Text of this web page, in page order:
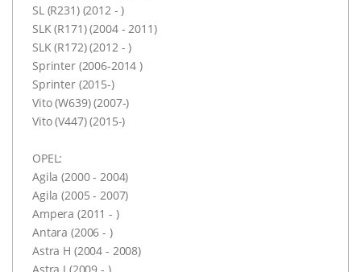
SL (R231) (2012 - )
SLK (R171) (2004 - 2011)
SLK (R172) (2012 - )
Sprinter (2006-2014 )
Sprinter (2015-)
Vito (W639) (2007-)
Vito (V447) (2015-)
OPEL:
Agila (2000 - 2004)
Agila (2005 - 2007)
Ampera (2011 - )
Antara (2006 - )
Astra H (2004 - 2008)
Astra J (2009 - )